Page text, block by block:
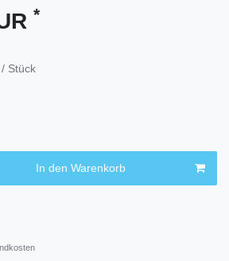
*
Stück
In den Warenkorb